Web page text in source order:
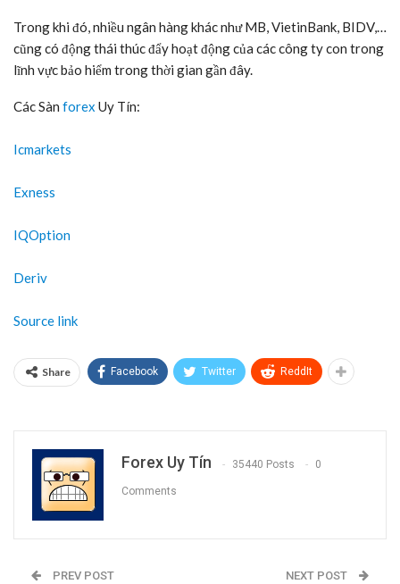
Trong khi đó, nhiều ngân hàng khác như MB, VietinBank, BIDV,…
cũng có động thái thúc đẩy hoạt động của các công ty con trong
lĩnh vực bảo hiểm trong thời gian gần đây.
Các Sàn forex Uy Tín:
Icmarkets
Exness
IQOption
Deriv
Source link
Share Facebook Twitter ReddIt
Forex Uy Tín 35440 Posts 0
Comments
PREV POST NEXT POST